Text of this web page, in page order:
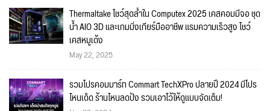
Thermaltake โชว์สุดล้ำใน Computex 2025 เคสคอมมีจอ ชุด
น้ำ AIO 3D และเกมมิ่งเกียร์มืออาชีพ แรมความเร็วสูง โชว์
เคสหมูเด้ง
May 22, 2025
รวมโปรคอมมาร์ท Commart TechXPro ปลายปี 2024 มีโปร
ไหนเด็ด ร้านไหนลดปัง รวมเอาไว้ให้ดูแบบจัดเต็ม!